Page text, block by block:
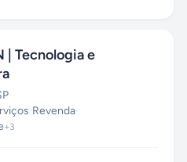
| Tecnologia e
·Revenda·
+3